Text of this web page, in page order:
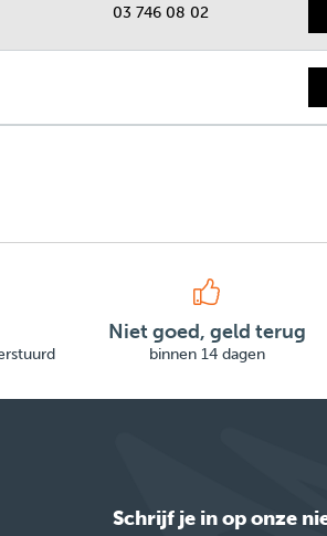
03 746 08 02
Niet goed, geld terug
binnen 14 dagen
Schrijf je in op onze